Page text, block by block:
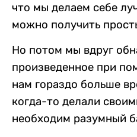
что мы делаем себе
можно получить
Но потом мы вдруг
произведенное при
нам гораздо больше
когда-то делали
необходим разумный